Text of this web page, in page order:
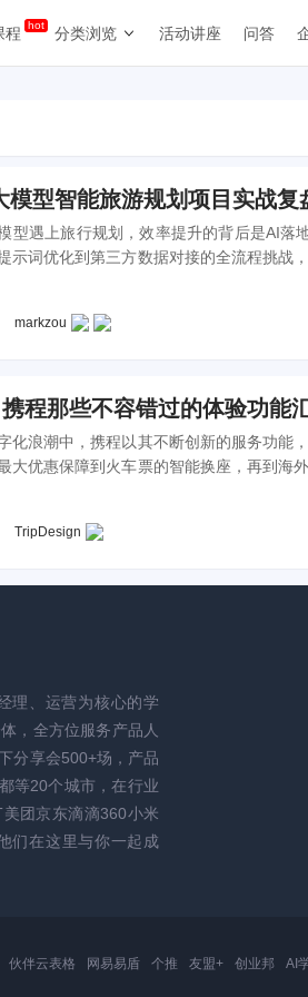
程 分类浏览 活动讲座 问答
模型智能旅游规划项目实战复
型遇上旅行规划，效率提升的背后是AI落
示词优化到第三方数据对接的全流程挑战
markzou
程那些不容错过的体验功能
化浪潮中，携程以其不断创新的服务功能
大优惠保障到火车票的智能换座，再到海
TripDesign
理、运营为核心的学
，全方位服务产品人
分享会500+场，产品
等20个城市，在行业
团京东滴滴360小米
们在这里与你一起成
伙伴云表格 网易易盾 个推 友盟+ 创业邦 AI